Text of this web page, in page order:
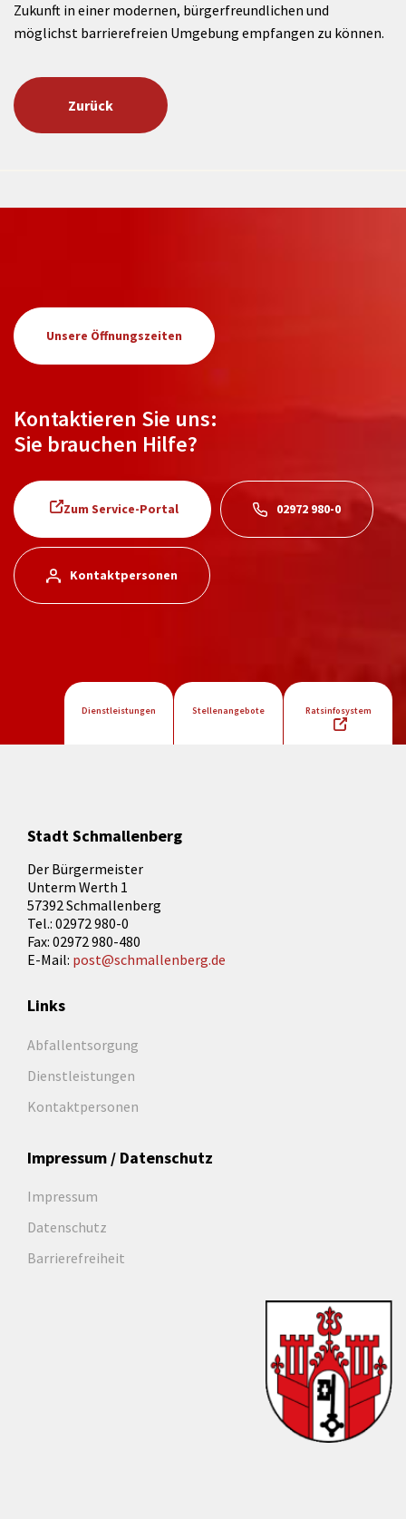
Zukunft in einer modernen, bürgerfreundlichen und
möglichst barrierefreien Umgebung empfangen zu können.
Zurück
Unsere Öffnungszeiten
Kontaktieren Sie uns:
Sie brauchen Hilfe?
Zum Service-Portal 02972 980-0
Kontaktpersonen
Dienstleistungen Stellenangebote Ratsinfosystem
Stadt Schmallenberg
Der Bürgermeister
Unterm Werth 1
57392 Schmallenberg
Tel.: 02972 980-0
Fax: 02972 980-480
E-Mail: post@schmallenberg.de
Links
Abfallentsorgung
Dienstleistungen
Kontaktpersonen
Impressum / Datenschutz
Impressum
Datenschutz
Barrierefreiheit